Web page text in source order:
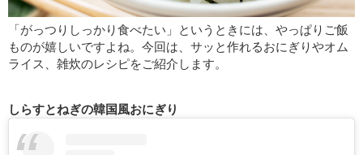
「がっつりしっかり食べたい」というときには、やっぱりご飯
ものが嬉しいですよね。今回は、サッと作れるおにぎりやオム
ライス、雑炊のレシピをご紹介します。
しらすとねぎの韓国風おにぎり